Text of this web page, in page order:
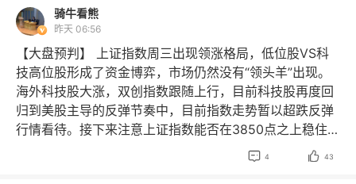
内外仍会继续涨价。产业趋势方面，重掺硅片和海外轻掺
硅片的紧缺较为明确，国内轻掺也有望受益于海外订单溢
出，未来2年行业或进入全球供不应求的状态。重点推荐
重掺硅片产品占比相对较高的硅片公司，建议关注12英寸
轻掺硅片出货量领先的其他硅片公司。 2026年原奶供给
小幅增加，液奶需求筑底改善，固体乳需求高景气。4月
以来散奶价格维持高位，原奶供需矛盾持续缓解，龙头乳
企深加工布局持续推进。5月以来淘汰母牛价格涨至22元/
的核心原材料，覆铜板又是PCB 电路板的关键基材，而AI
服务器对高层数、高性能 PCB 的需求呈几何级增长，形
成“AI 算力→PCB→覆铜板→电子布”的完整需求传导链。
三大指数集体低开，沪指低开0.36%，深成指低开1.15%，
创业板指低开1.78%，两市开盘下跌个股近4000只，题材
板块方面贵金属、玻璃玻纤、化纤等板块表现较强，教育
培训、医疗美容、电池等板块表现较差。算力租赁概念盘
等涨幅靠前，DeepSeek今日公告：“计划近期整体上调 D
是 AI 叙事主导。建议以反弹思路对待当前行情，密切注
意外围市场的变化。
$上证180 $上证180 $上证180ETF华泰柏瑞 $上证180
ETF华泰柏瑞 $上证180ETF华泰柏瑞 $上证180ETF天弘
$上证180ETF兴业 $上证180ETF兴业 $上证380 $上
证380ETF南方 $上证380ETF南方 $上证100 $上证180
ETF华安
$上证180ETF华安 $上证180ETF华泰柏瑞
$上证180ETF天弘
$上证1
骑牛看熊
昨天 06:56
【大盘预判】 上证指数周三出现领涨格局，低位股VS科
技高位股形成了资金博弈，市场仍然没有“领头羊”出现。
海外科技股大涨，双创指数跟随上行，目前科技股再度回
归到美股主导的反弹节奏中，目前指数走势暂以超跌反弹
行情看待。接下来注意上证指数能否在3850点之上稳住。
创业板指数周三出现大幅度低开走势，科技股走势就像“跳
 4  43